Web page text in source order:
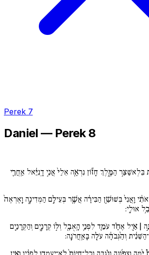
Perek 7
Daniel — Perek 8
הַמֶּ֑לֶךְ חָז֞וֹן נִרְאָ֚ה אֵלַי֙ אֲנִ֣י דָֽנִיֵּ֔אל אַֽחֲרֵ֛י
וַֽאֲנִי֙ בְּשׁוּשַׁ֣ן הַבִּירָ֔ה אֲשֶׁ֖ר בְּעֵילָ֣ם הַמְּדִינָ֑ה וָֽאֶרְאֶה֙
אוּלָֽי:
| אַ֣יִל אֶחָ֗ד עֹמֵ֛ד לִפְנֵ֥י הָֽאֻבָ֖ל וְל֣וֹ קְרָנָ֑יִם וְהַקְּרָנַ֣יִם
וְהַ֨גְּבֹהָ֔ה עֹלָ֖ה בָּאַֽחֲרֹנָֽה: